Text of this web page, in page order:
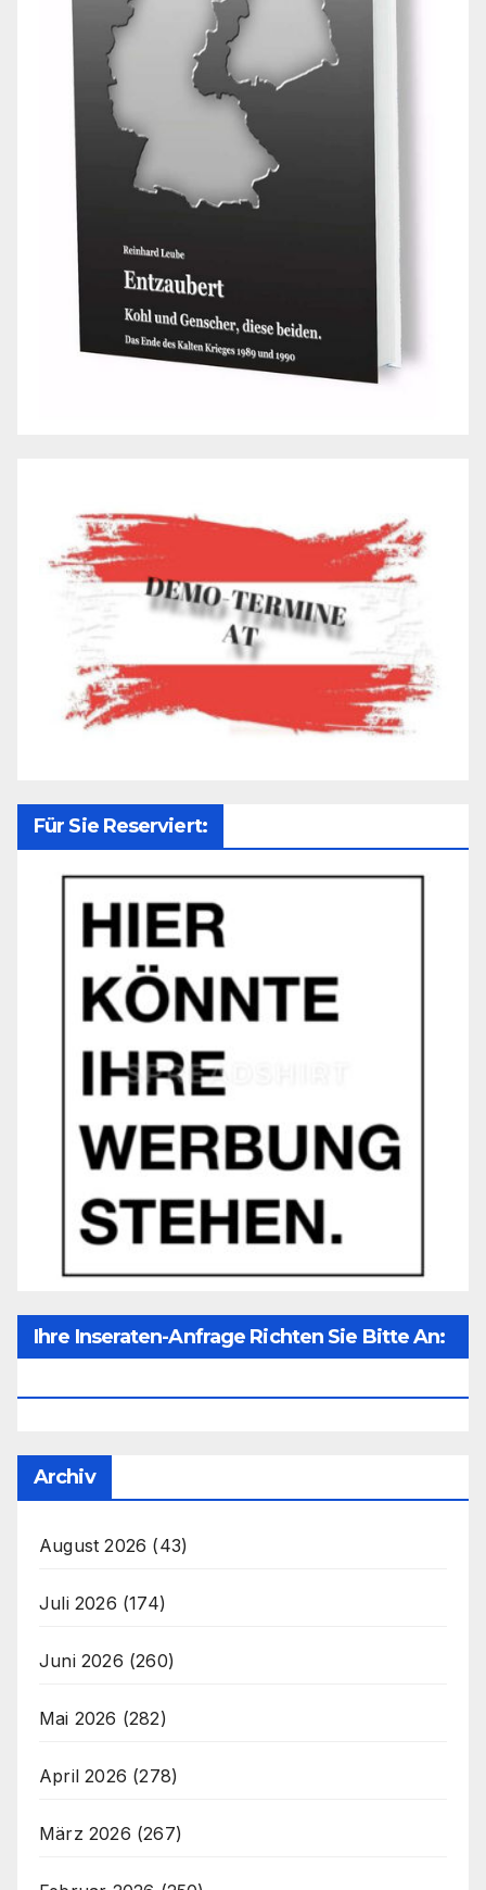
Für Sie Reserviert:
Ihre Inseraten-Anfrage Richten Sie Bitte An:
Archiv
August 2026 (43)
Juli 2026 (174)
Juni 2026 (260)
Mai 2026 (282)
April 2026 (278)
März 2026 (267)